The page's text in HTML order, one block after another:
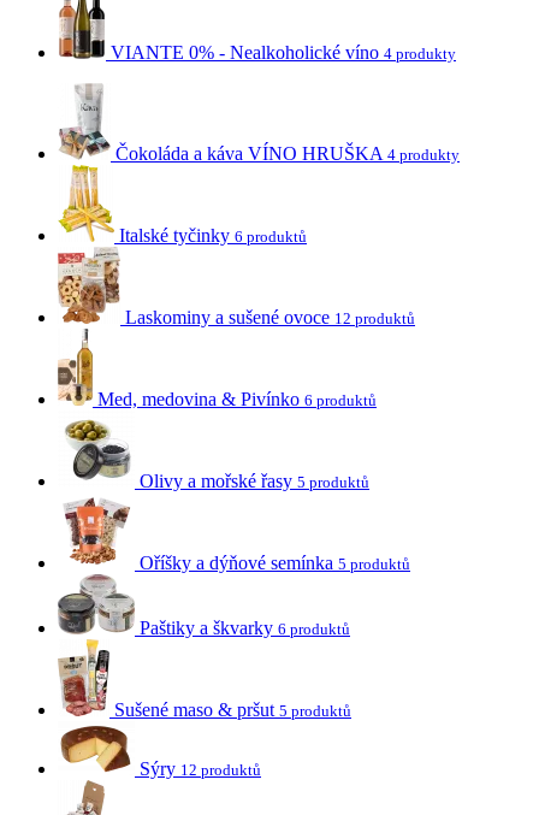
VIANTE 0% - Nealkoholické víno 4 produkty
Čokoláda a káva VÍNO HRUŠKA 4 produkty
Italské tyčinky 6 produktů
Laskominy a sušené ovoce 12 produktů
Med, medovina & Pivínko 6 produktů
Olivy a mořské řasy 5 produktů
Oříšky a dýňové semínka 5 produktů
Paštiky a škvarky 6 produktů
Sušené maso & pršut 5 produktů
Sýry 12 produktů